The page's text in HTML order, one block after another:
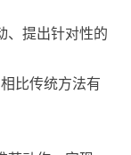
、提出针对性的
比传统方法有